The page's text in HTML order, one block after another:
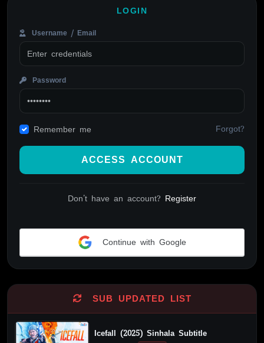
LOGIN
Username / Email
Password
Remember me Forgot?
ACCESS ACCOUNT
Don't have an account? Register
Continue with Google
SUB UPDATED LIST
Icefall (2025) Sinhala Subtitle